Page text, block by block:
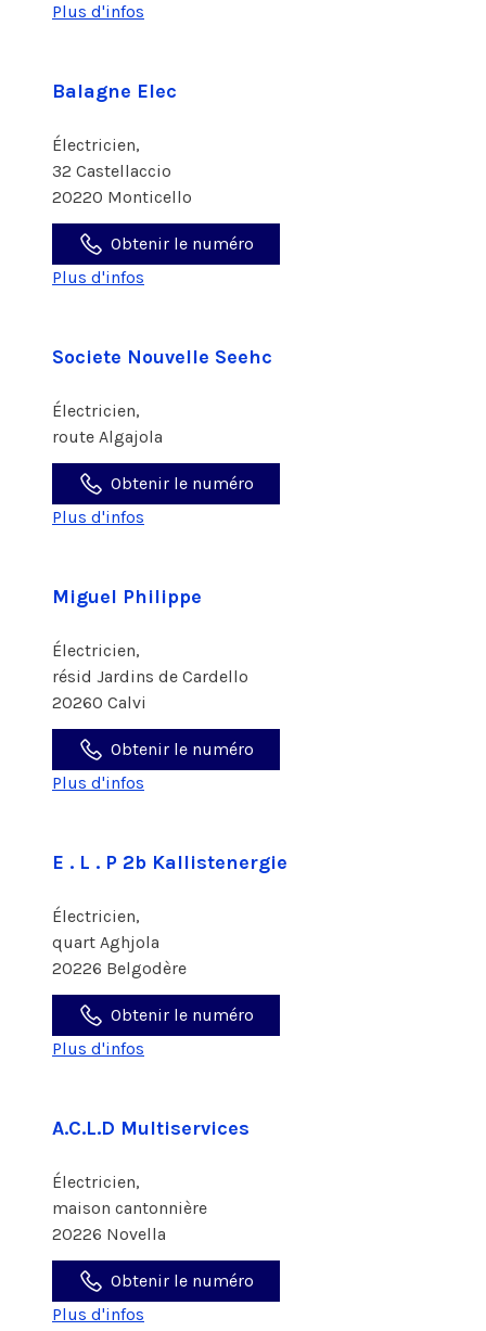
Plus d'infos
Balagne Elec
Électricien,
32 Castellaccio
20220 Monticello
Obtenir le numéro
Plus d'infos
Societe Nouvelle Seehc
Électricien,
route Algajola
Obtenir le numéro
Plus d'infos
Miguel Philippe
Électricien,
résid Jardins de Cardello
20260 Calvi
Obtenir le numéro
Plus d'infos
E . L . P 2b Kallistenergie
Électricien,
quart Aghjola
20226 Belgodère
Obtenir le numéro
Plus d'infos
A.C.L.D Multiservices
Électricien,
maison cantonnière
20226 Novella
Obtenir le numéro
Plus d'infos